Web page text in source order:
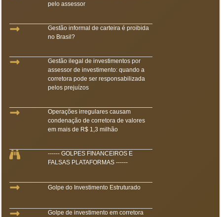
pelo assessor
Gestão informal de carteira é proibida
no Brasil?
Gestão ilegal de investimentos por
assessor de investimento: quando a
corretora pode ser responsabilizada
pelos prejuízos
Operações irregulares causam
condenação de corretora de valores
em mais de R$ 1,3 milhão
------ GOLPES FINANCEIROS E
FALSAS PLATAFORMAS ------
Golpe do Investimento Estruturado
Golpe de investimento em corretora